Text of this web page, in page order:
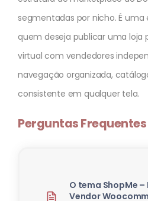
segmentadas por nicho. É uma
quem deseja publicar uma loja
virtual com vendedores
navegação organizada,
consistente em qualquer tela.
Perguntas Frequentes
O tema ShopMe –
Vendor